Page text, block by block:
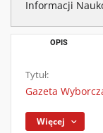
Informacji
OPIS
Tytuł:
Gazeta
Więcej